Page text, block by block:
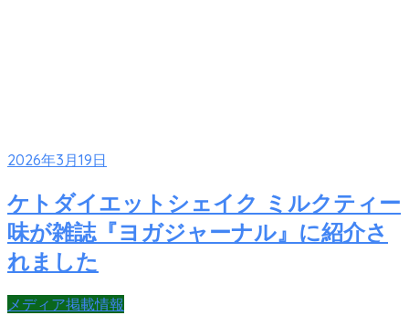
2026年3月19日
ケトダイエットシェイク ミルクティー
味が雑誌『ヨガジャーナル』に紹介さ
れました
メディア掲載情報